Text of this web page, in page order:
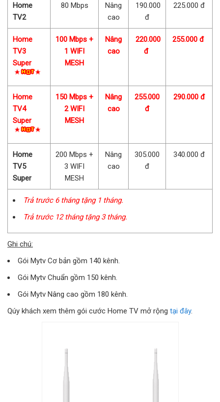
Home
TV2
80 Mbps
Nâng
cao
190.000
đ
225.000 đ
Home
TV3
Super
100 Mbps +
1 WIFI
MESH
Nâng
cao
220.000
đ
255.000 đ
Home
TV4
Super
150 Mbps +
2 WIFI
MESH
Nâng
cao
255.000
đ
290.000 đ
Home
TV5
Super
200 Mbps +
3 WIFI
MESH
Nâng
cao
305.000
đ
340.000 đ
Trả trước 6 tháng tặng 1 tháng.
Trả trước 12 tháng tặng 3 tháng.
Ghi chú:
Gói Mytv Cơ bản gồm 140 kênh.
Gói Mytv Chuẩn gồm 150 kênh.
Gói Mytv Nâng cao gồm 180 kênh.
Qúy khách xem thêm gói cước Home TV mở rộng tại đây.